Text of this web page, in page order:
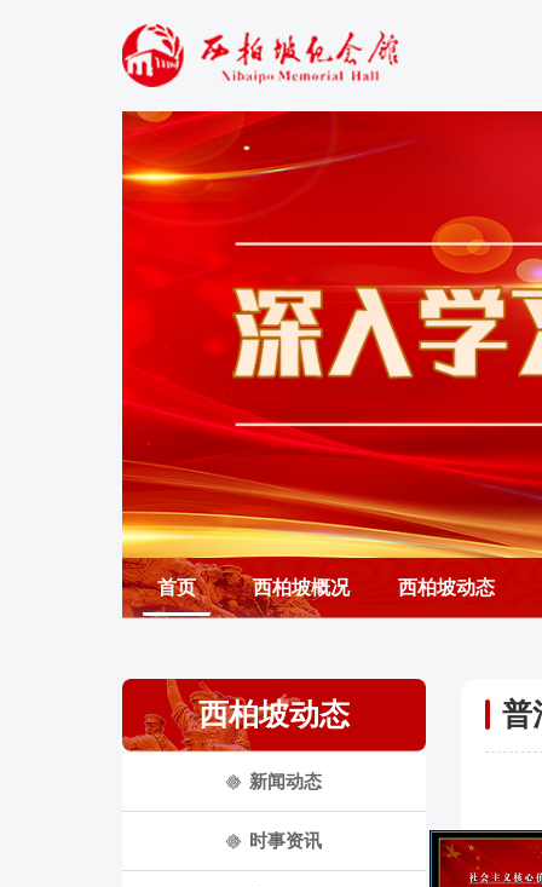
首页 西柏坡概况 西柏坡动态
西柏坡动态
新闻动态
时事资讯
普